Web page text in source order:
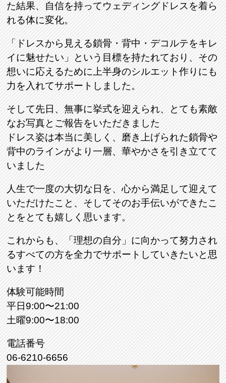
た結果、自信を持ってウェディングドレスを着ら
れる体に変化。
「ドレスから見える鎖骨・背中・デコルテをキレ
イに魅せたい」という目標を持たれており、その
想いに応えるために上半身のシルエット作りにも
力を入れてサポートしました。
そして先日、無事に挙式を迎えられ、とても素敵
なお写真とご報告をいただきました
ドレス姿は本当に美しく、磨き上げられた鎖骨や
背中のラインがより一層、華やかさを引き立てて
いました
人生で一度の大切な日を、心から満足して迎えて
いただけたこと、そしてそのお手伝いができたこ
とをとても嬉しく思います。
これからも、「理想の自分」に向かって努力され
るすべての方を全力でサポートしていきたいと思
います！
体験可能時間
平日9:00〜21:00
土曜9:00〜18:00
電話番号
06-6210-6656